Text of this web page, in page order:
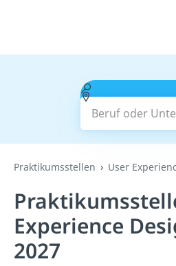
Beruf oder
Praktikumsstellen User
Experience
2027